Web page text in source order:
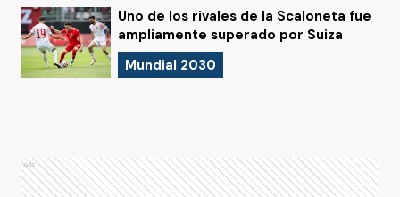
Uno de los rivales de la Scaloneta fue
ampliamente superado por Suiza
Mundial 2030
Ads